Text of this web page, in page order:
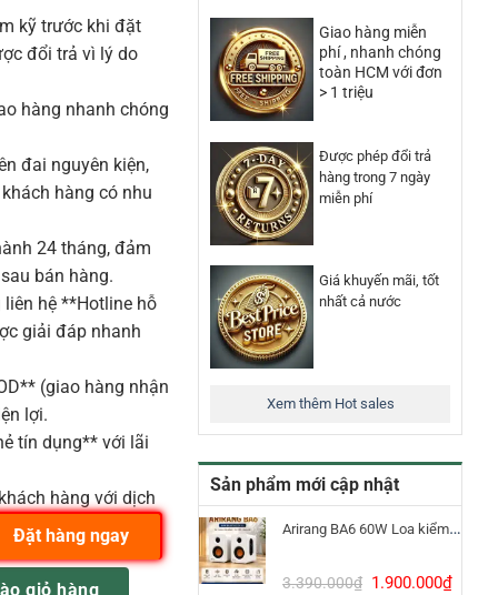
Giao hàng miễn
phí , nhanh chóng
toàn HCM với đơn
> 1 triệu
Được phép đổi trả
hàng trong 7 ngày
miễn phí
Giá khuyến mãi, tốt
nhất cả nước
Xem thêm Hot sales
Sản phẩm mới cập nhật
Arirang BA6 60W Loa kiểm âm Bluetooth 5.3
3.390.000₫ Giá
1.900.000₫Giá
kỹ trước khi đặt
đổi trả vì lý do
hàng nhanh chóng
đai nguyên kiện,
hàng có nhu
24 tháng, đảm
bán hàng.
hệ **Hotline hỗ
giải đáp nhanh
(giao hàng nhận
lợi.
tín dụng** với lãi
hàng với dịch
32 input 4 Bus Tích Hợp Mic Preamp EQ USB 2 x FX số lượng
giỏ hàng
Đặt hàng ngay